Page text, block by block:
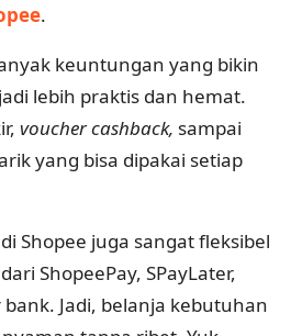
.
keuntungan yang bikin
lebih praktis dan hemat.
voucher cashback, sampai
yang bisa dipakai setiap
Shopee juga sangat fleksibel
ShopeePay, SPayLater,
Jadi, belanja kebutuhan